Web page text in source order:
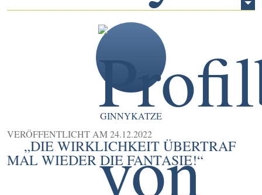
GINNYKATZE
VERÖFFENTLICHT AM24.12.2022
„DIE WIRKLICHKEIT ÜBERTRAF
MAL WIEDER DIE FANTASIE!“